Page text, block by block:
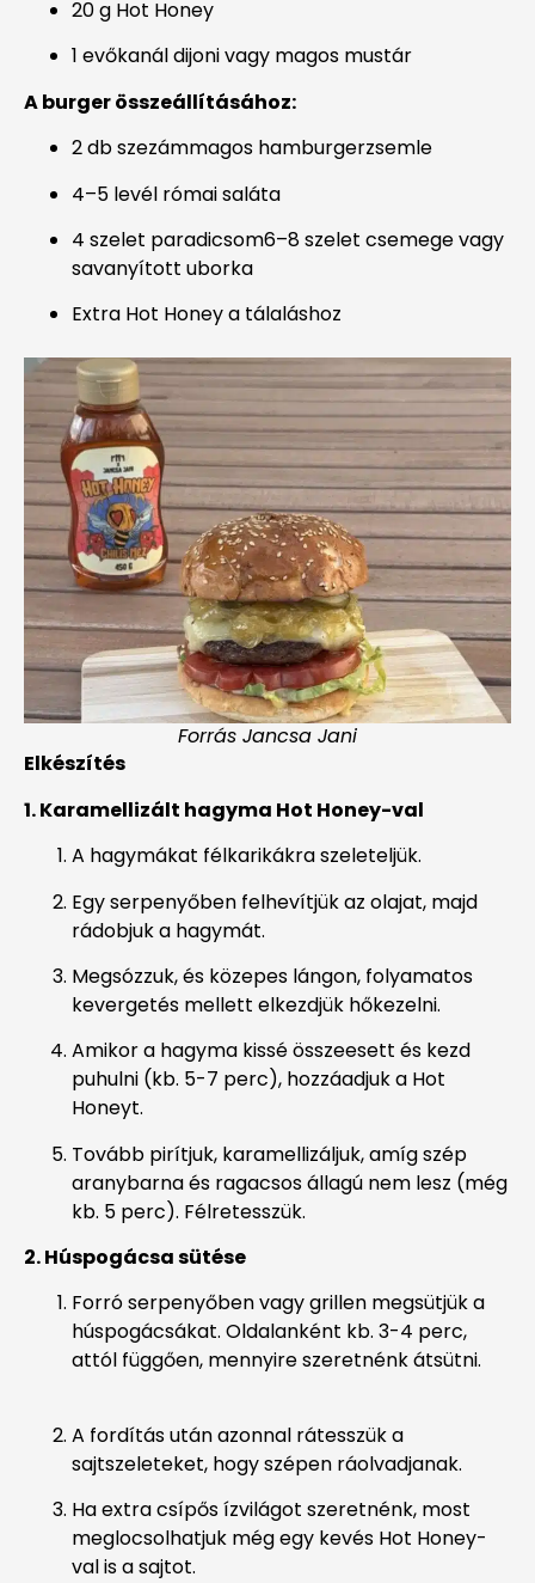
20 g Hot Honey
1 evőkanál dijoni vagy magos mustár
A burger összeállításához:
2 db szezámmagos hamburgerzsemle
4–5 levél római saláta
4 szelet paradicsom6–8 szelet csemege vagy
savanyított uborka
Extra Hot Honey a tálaláshoz
Forrás Jancsa Jani
Elkészítés
1. Karamellizált hagyma Hot Honey-val
A hagymákat félkarikákra szeleteljük.
Egy serpenyőben felhevítjük az olajat, majd
rádobjuk a hagymát.
Megsózzuk, és közepes lángon, folyamatos
kevergetés mellett elkezdjük hőkezelni.
Amikor a hagyma kissé összeesett és kezd
puhulni (kb. 5-7 perc), hozzáadjuk a Hot
Honeyt.
Tovább pirítjuk, karamellizáljuk, amíg szép
aranybarna és ragacsos állagú nem lesz (még
kb. 5 perc). Félretesszük.
2. Húspogácsa sütése
Forró serpenyőben vagy grillen megsütjük a
húspogácsákat. Oldalanként kb. 3-4 perc,
attól függően, mennyire szeretnénk átsütni.
A fordítás után azonnal rátesszük a
sajtszeleteket, hogy szépen ráolvadjanak.
Ha extra csípős ízvilágot szeretnénk, most
meglocsolhatjuk még egy kevés Hot Honey-
val is a sajtot.